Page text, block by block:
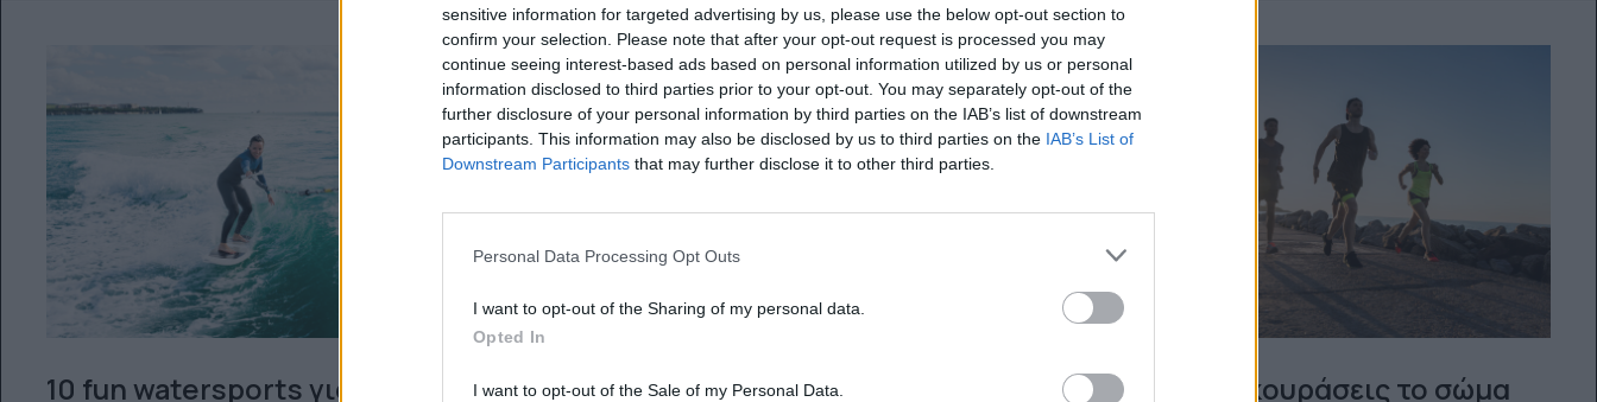
sensitive information for targeted advertising by us, please use the below opt-out section to
confirm your selection. Please note that after your opt-out request is processed you may
continue seeing interest-based ads based on personal information utilized by us or personal
information disclosed to third parties prior to your opt-out. You may separately opt-out of the
further disclosure of your personal information by third parties on the IAB’s list of downstream
participants. This information may also be disclosed by us to third parties on the IAB’s List of
Downstream Participants that may further disclose it to other third parties.
Personal Data Processing Opt Outs
I want to opt-out of the Sharing of my personal data.
Opted In
I want to opt-out of the Sale of my Personal Data.
10 fun watersports για να
5 βασικές συμβουλές αν είσαι
Πώς θα ξεκουράσεις το σώμα